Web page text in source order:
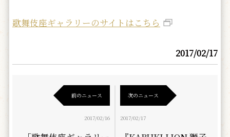
歌舞伎座ギャラリーのサイトはこちら
2017/02/17
前のニュース
2017/02/16
次のニュース
2017/02/17